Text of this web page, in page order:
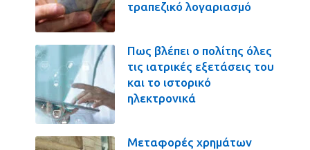
τραπεζικό λογαριασμό
Πως βλέπει ο πολίτης όλες
τις ιατρικές εξετάσεις του
και το ιστορικό
ηλεκτρονικά
Μεταφορές χρημάτων